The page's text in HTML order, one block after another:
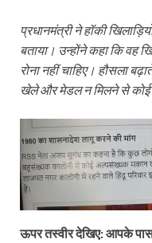
प्रधानमंत्री ने हॉकी
बताया। उन्होंने कहा कि वह
रोना नहीं चाहिए। हौसला
खेले और मेडल न मिलने से कोई
ऊपर तस्वीर देखिए: आपके